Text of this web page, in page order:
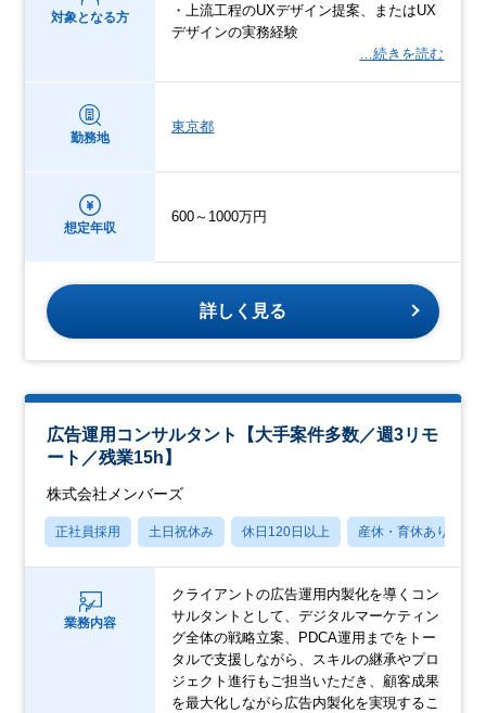
対象となる方
・上流工程のUXデザイン提案、またはUX
デザインの実務経験
…続きを読む
勤務地
東京都
想定年収
600～1000万円
詳しく見る
広告運用コンサルタント【大手案件多数／週3リモ
ート／残業15h】
株式会社メンバーズ
正社員採用 土日祝休み 休日120日以上 産休・育休あり
業務内容
クライアントの広告運用内製化を導くコン
サルタントとして、デジタルマーケティン
グ全体の戦略立案、PDCA運用までをトー
タルで支援しながら、スキルの継承やプロ
ジェクト進行もご担当いただき、顧客成果
を最大化しながら広告内製化を実現するこ